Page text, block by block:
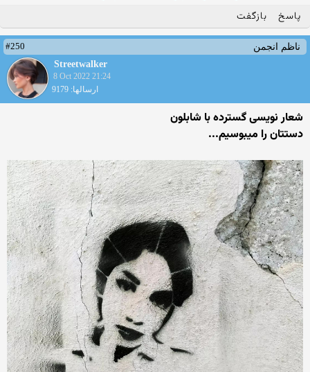
پاسخ بازگفت
ناظم انجمن
#250
Streetwalker
8 Oct 2022 21:24
ارسالها: 9179
شعار نویسی گسترده با شابلون
دستتان را میبوسیم...